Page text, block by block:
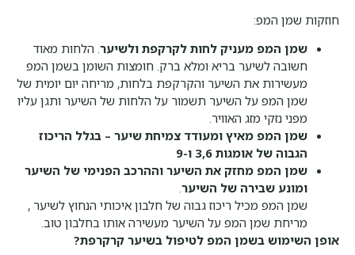
חוזקות שמן המפ:
שמן המפ מעניק לחות לקרקפת ולשיער. הלחות מאוד
חשובה לשיער בריא ומלא ברק. חומצות השומן בשמן המפ
מעשירות את השיער והקרקפת בלחות, מריחה יום יומית של
שמן המפ על השיער תשמור על הלחות של השיער ותגן עליו
מפני נזקי מזג האוויר.
שמן המפ מאיץ ומעודד צמיחת שיער – בגלל הריכוז
הגבוה של אומגות 3,6 ו-9
שמן המפ מחזק את השיער וההרכב הפנימי של השיער
ומונע שבירה של השיער.
שמן המפ מכיל ריכוז גבוה של חלבון איכותי הנחוץ לשיער ,
מריחת שמן המפ על השיער מעשירה אותו בחלבון טוב.
אופן השימוש בשמן המפ לטיפול בשיער קרקרפת?